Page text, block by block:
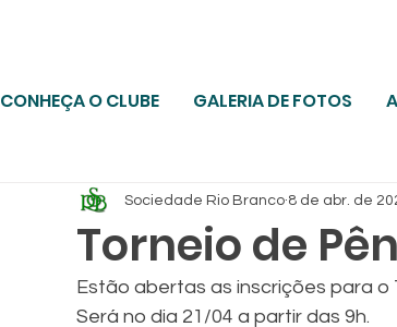
CONHEÇA O CLUBE GALERIA DE FOTOS
Torneio de
Sociedade Rio Branco 8 de abr. de
Estão abertas as inscrições para o
Será no dia 21/04 a partir das 9h.